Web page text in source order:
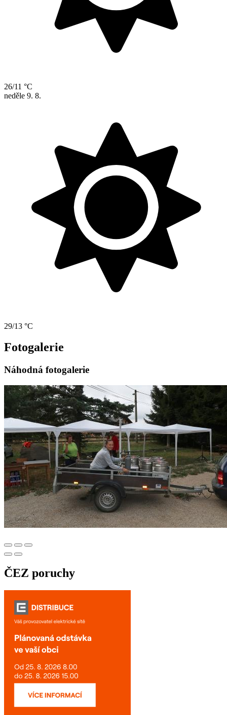
26/11 °C
neděle 9. 8.
29/13 °C
Fotogalerie
Náhodná fotogalerie
ČEZ poruchy